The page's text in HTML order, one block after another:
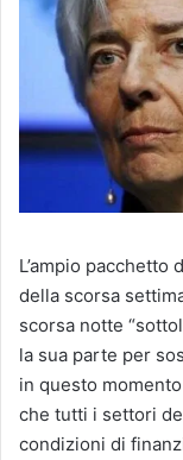
L’ampio
della scorsa
scorsa notte
la sua parte per
in questo
che tutti i settori
condizioni di